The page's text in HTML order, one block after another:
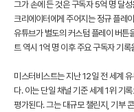
그가 손에 든 것은 구독자 5억 명 달
크리에이터에게 주어지는 정규 플레
유튜브가 별도의 커스텀 플레이 버튼
트 역시 1억 명 이후 주요 구독자 기
미스터비스트는 지난 12일 전 세계
다. 이는 단일 채널 기준 세계 1위 기
평가된다. 그는 대규모 챌린지, 기부